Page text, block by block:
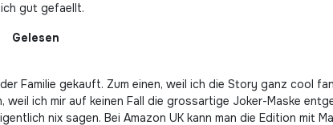
gut gefaellt.
Gelesen
Familie gekauft. Zum einen, weil ich die Story ganz cool
ich mir auf keinen Fall die grossartige Joker-Maske
nix sagen. Bei Amazon UK kann man die Edition mit